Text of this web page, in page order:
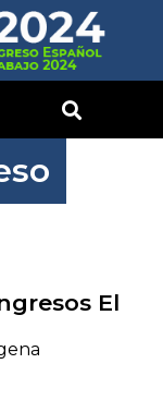
El